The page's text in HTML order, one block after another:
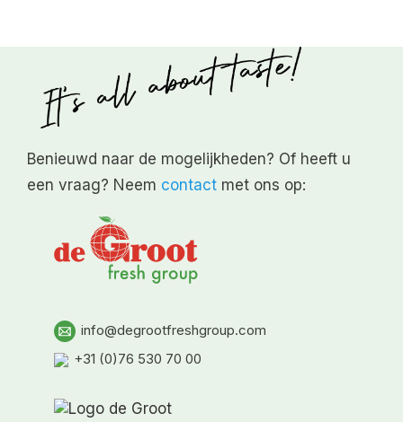
Benieuwd naar de mogelijkheden? Of heeft u
een vraag? Neem contact met ons op:
info@degrootfreshgroup.com
+31 (0)76 530 70 00